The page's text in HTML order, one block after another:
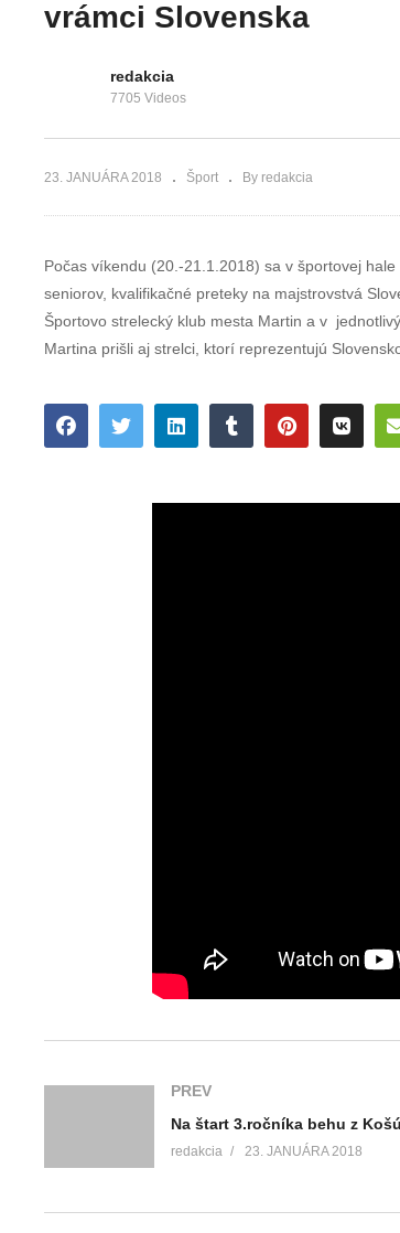
turnaji
vrámci Slovenska
redakcia
7705 Videos
23. JANUÁRA 2018 Šport By redakcia
Počas víkendu (20.-21.1.2018) sa v športovej
seniorov, kvalifikačné preteky na majstrovstvá
Športovo strelecký klub mesta Martin a v
Martina prišli aj strelci, ktorí reprezentujú
PREV
redakcia 23. JANUÁRA 2018